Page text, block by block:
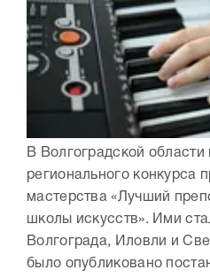
В Волгоградской области
регионального конкурса
мастерства «Лучший
школы искусств». Ими
Волгограда, Иловли и
было опубликовано